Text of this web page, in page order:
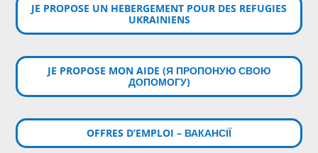
JE PROPOSE UN HEBERGEMENT POUR DES REFUGIES
UKRAINIENS
JE PROPOSE MON AIDE (Я ПРОПОНУЮ СВОЮ
ДОПОМОГУ)
OFFRES D’EMPLOI – ВАКАНСІЇ